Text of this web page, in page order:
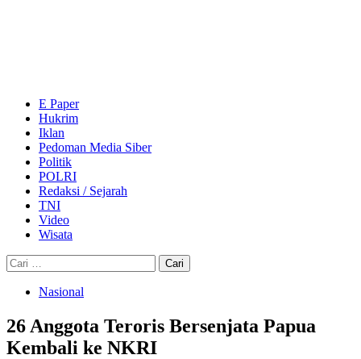
E Paper
Hukrim
Iklan
Pedoman Media Siber
Politik
POLRI
Redaksi / Sejarah
TNI
Video
Wisata
Cari
untuk:
Nasional
26 Anggota Teroris Bersenjata Papua
Kembali ke NKRI